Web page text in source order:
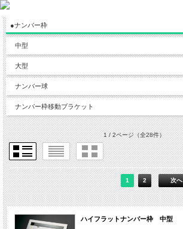
●ナンバー枠
中型
大型
ナンバー球
ナンバー枠移動ブラケット
1 / 2ページ（全28件）
1 2 次へ
ハイフラットナンバー枠 中型